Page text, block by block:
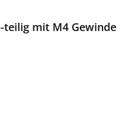
teilig mit M4 Gewinde